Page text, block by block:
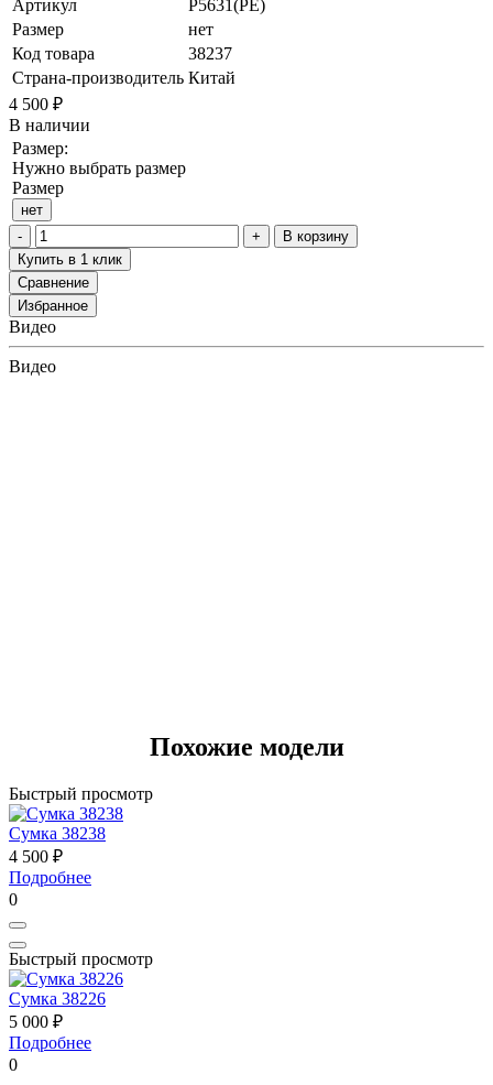
Артикул
P5631(PE)
Размер
нет
Код товара
38237
Страна-производитель Китай
4 500 ₽
В наличии
Размер:
Нужно выбрать размер
Размер
нет
В корзину
Купить в 1 клик
Сравнение
Избранное
Видео
Видео
Похожие модели
Быстрый просмотр
Сумка 38238
4 500 ₽
Подробнее
0
Быстрый просмотр
Сумка 38226
5 000 ₽
Подробнее
0